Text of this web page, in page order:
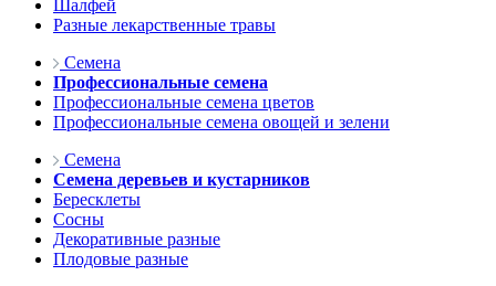
Шалфей
Разные лекарственные травы
Семена
Профессиональные семена
Профессиональные семена цветов
Профессиональные семена овощей и зелени
Семена
Семена деревьев и кустарников
Бересклеты
Сосны
Декоративные разные
Плодовые разные